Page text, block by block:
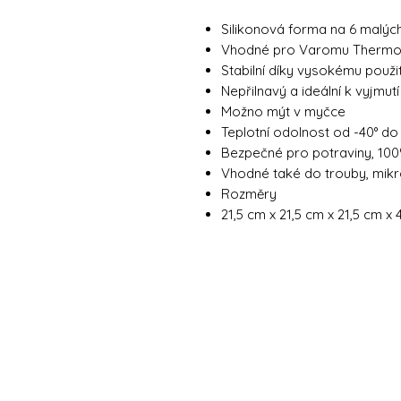
Silikonová forma na 6
Vhodné pro Varomu
Stabilní díky vysokému
Nepřilnavý a ideální k
Možno mýt v myčce
Teplotní odolnost od -40° do
Bezpečné pro potraviny,
Vhodné také do trouby,
Rozměry
21,5 cm x 21,5 cm x 21,5 cm x